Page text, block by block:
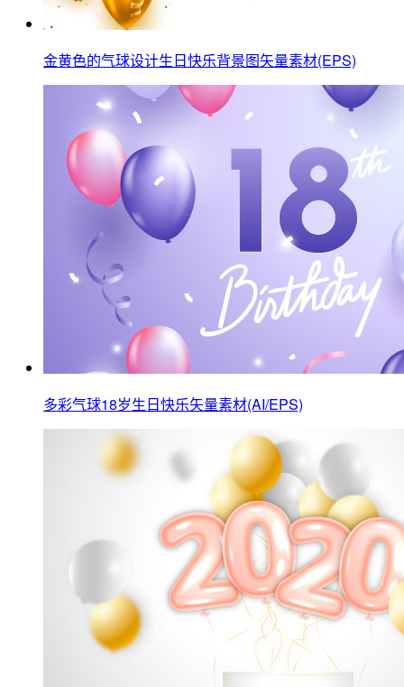
金黄色的气球设计生日快乐背景图矢量素材(EPS)
多彩气球18岁生日快乐矢量素材(AI/EPS)